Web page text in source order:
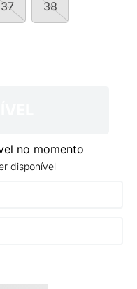
37 38
no momento
disponível